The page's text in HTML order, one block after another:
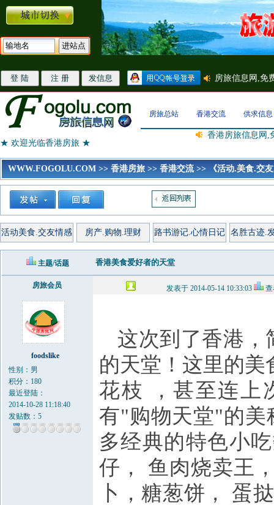
房旅总站 香港交流 供求信息
★ 欢迎光临香港房旅 ★
香港房旅信息网,
WWW.FOGOLU.COM >> 香港房旅 >> 香港交流>> 《活动.美食.交
活动美食.交友情感 房产.购物.理财 路书游记.心情日记 名胜古迹.
主题/话题 香港美食爱好者的天堂
房旅会员 发表于 2014-05-14 10:33:03
foodslike
性别：男
积分：180
最近登陆：
2014-10-28 11:18:40
发贴数：5
这次到了香港
的天堂！这里的美
花枝 ，甚至连上
有"购物天堂"的美
多经典的特色小吃
仔， 鱼肉烧卖王
卜，糖葱饼， 蛋